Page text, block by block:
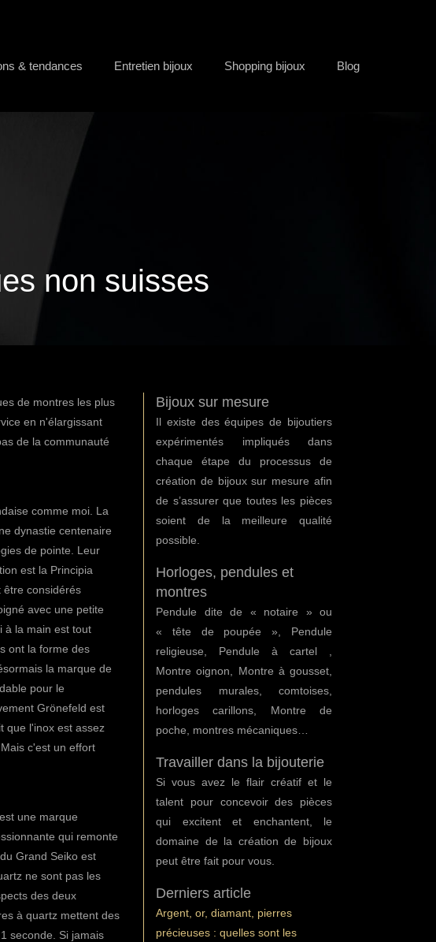
& tendances Entretien bijoux Shopping bijoux Blog
non suisses
de montres les plus
en n'élargissant
de la communauté
comme moi. La
dynastie centenaire
de pointe. Leur
est la Principia
être considérés
avec une petite
à la main est tout
ont la forme des
la marque de
pour le
Grönefeld est
que l'inox est assez
c'est un effort
une marque
qui remonte
Grand Seiko est
ne sont pas les
des deux
à quartz mettent des
seconde.
Si jamais
Bijoux sur mesure
Il existe des équipes de bijoutiers
expérimentés impliqués dans
chaque étape du processus de
création de bijoux sur mesure afin
de s’assurer que toutes les pièces
soient de la meilleure qualité
possible.
Horloges, pendules et
montres
Pendule dite de « notaire » ou
« tête de poupée », Pendule
religieuse, Pendule à cartel ,
Montre oignon, Montre à gousset,
pendules murales, comtoises,
horloges carillons, Montre de
poche, montres mécaniques…
Travailler dans la bijouterie
Si vous avez le flair créatif et le
talent pour concevoir des pièces
qui excitent et enchantent, le
domaine de la création de bijoux
peut être fait pour vous.
Derniers article
Argent, or, diamant, pierres
précieuses : quelles sont les